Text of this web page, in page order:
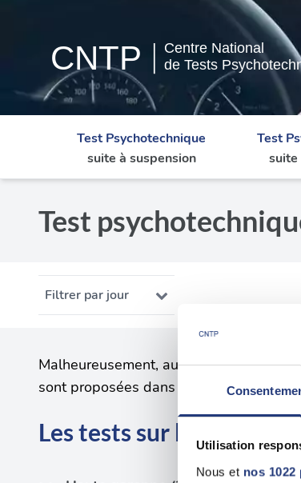
Utilisation
Nous et nos
Test Psychotechnique
suite à suspension
Test
suite
Test
Filtrer par jour
Malheureusement, aucun créneau de
sont proposées dans des départements
Les tests sur les